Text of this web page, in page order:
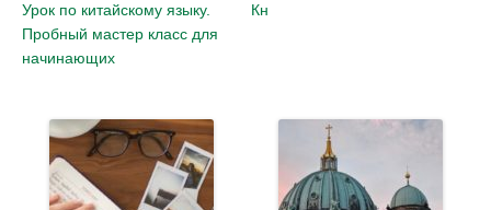
Урок по китайскому языку.
Пробный мастер класс для
начинающих
Кн